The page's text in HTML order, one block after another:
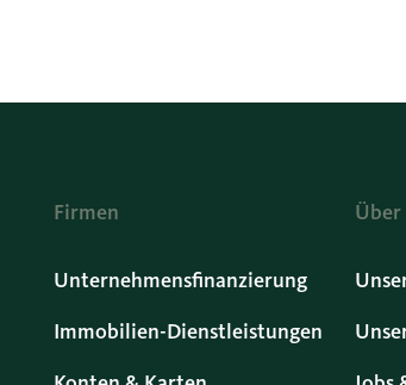
Firmen
Unternehmensfinanzierung
Immobilien-Dienstleistungen
Über